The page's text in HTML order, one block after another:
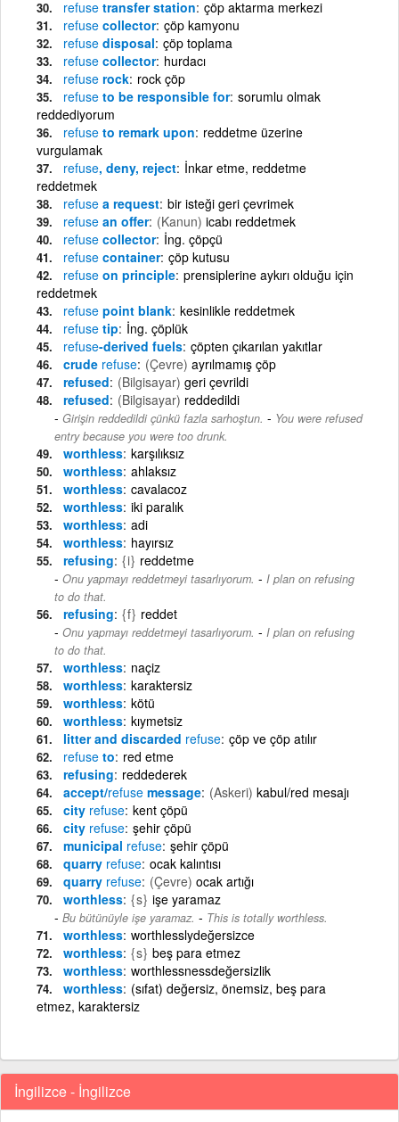
refuse transfer station çöp aktarma merkezi
refuse collector çöp kamyonu
refuse disposal çöp toplama
refuse collector hurdacı
refuse rock rock çöp
refuse to be responsible for sorumlu olmak
reddediyorum
refuse to remark upon reddetme üzerine
vurgulamak
refuse, deny, reject İnkar etme, reddetme
reddetmek
refuse a request bir isteği geri çevrimek
refuse an offer (Kanun) icabı reddetmek
refuse collector İng. çöpçü
refuse container çöp kutusu
refuse on principle prensiplerine aykırı olduğu için
reddetmek
refuse point blank kesinlikle reddetmek
refuse tip İng. çöplük
refuse-derived fuels çöpten çıkarılan yakıtlar
crude refuse (Çevre) ayrılmamış çöp
refused (Bilgisayar) geri çevrildi
refused (Bilgisayar) reddedildi
Girişin reddedildi çünkü fazla sarhoştun. - You were refused
entry because you were too drunk.
worthless karşılıksız
worthless ahlaksız
worthless cavalacoz
worthless iki paralık
worthless adi
worthless hayırsız
refusing {i} reddetme
Onu yapmayı reddetmeyi tasarlıyorum. - I plan on refusing
to do that.
refusing {f} reddet
Onu yapmayı reddetmeyi tasarlıyorum. - I plan on refusing
to do that.
worthless naçiz
worthless karaktersiz
worthless kötü
worthless kıymetsiz
litter and discarded refuse çöp ve çöp atılır
refuse to red etme
refusing reddederek
accept/refuse message (Askeri) kabul/red mesajı
city refuse kent çöpü
city refuse şehir çöpü
municipal refuse şehir çöpü
quarry refuse ocak kalıntısı
quarry refuse (Çevre) ocak artığı
worthless {s} işe yaramaz
Bu bütünüyle işe yaramaz. - This is totally worthless.
worthless worthlesslydeğersizce
worthless {s} beş para etmez
worthless worthlessnessdeğersizlik
worthless (sıfat) değersiz, önemsiz, beş para
etmez, karaktersiz
İngilizce - İngilizce